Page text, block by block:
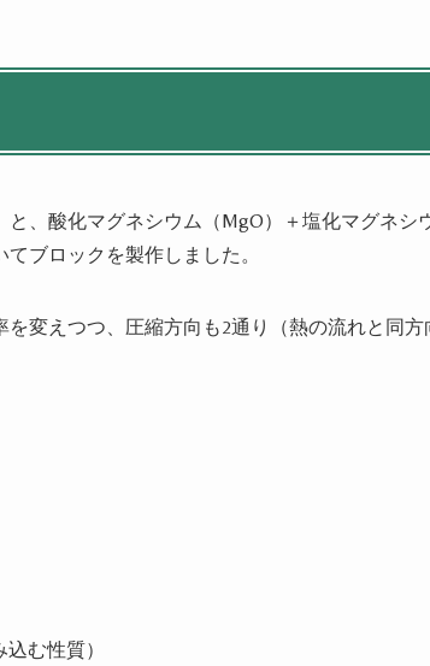
、酸化マグネシウム（MgO）＋塩化マグネシ
ブロックを製作しました。
変えつつ、圧縮方向も2通り（熱の流れと同
む性質）